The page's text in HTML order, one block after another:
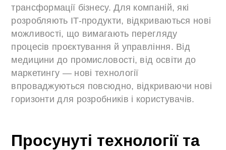
трансформації бізнесу. Для компаній, які
розробляють IT-продукти, відкриваються нові
можливості, що вимагають перегляду
процесів проєктування й управління. Від
медицини до промисловості, від освіти до
маркетингу — нові технології
впроваджуються повсюдно, відкриваючи нові
горизонти для розробників і користувачів.
Просунуті технології та